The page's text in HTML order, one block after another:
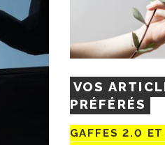
VOS
PRÉFÉRÉS
GAFFES 2.0 ET